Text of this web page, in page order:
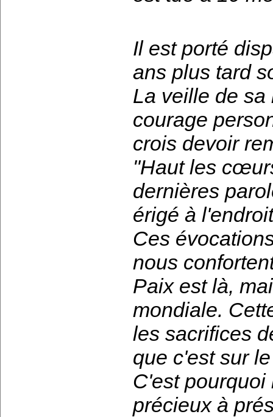
Il est porté
ans plus tard
La veille de sa
courage
crois devoir
"Haut les
dernières
érigé à
Ces
nous
Paix est là,
mondiale.
les sacrifices
que c'est sur
C'est pourquoi
précieux à